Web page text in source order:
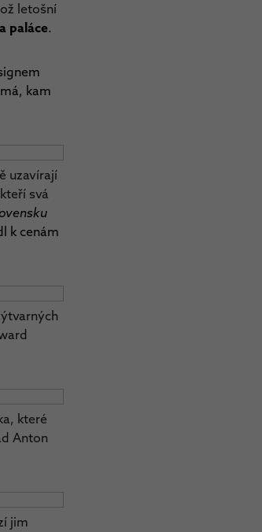
letošní
paláce.
kam
uzavírají
svá
k cenám
které
Anton
jim